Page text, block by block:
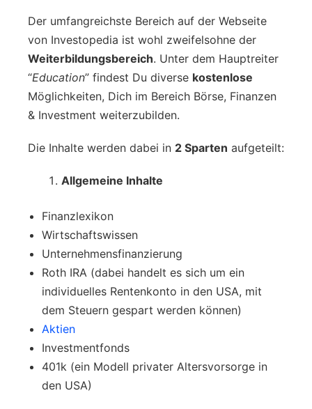
Der umfangreichste Bereich auf der Webseite
von Investopedia ist wohl zweifelsohne der
Weiterbildungsbereich. Unter dem Hauptreiter
“Education” findest Du diverse kostenlose
Möglichkeiten, Dich im Bereich Börse, Finanzen
& Investment weiterzubilden.
Die Inhalte werden dabei in 2 Sparten aufgeteilt:
Allgemeine Inhalte
Finanzlexikon
Wirtschaftswissen
Unternehmensfinanzierung
Roth IRA (dabei handelt es sich um ein
individuelles Rentenkonto in den USA, mit
dem Steuern gespart werden können)
Aktien
Investmentfonds
401k (ein Modell privater Altersvorsorge in
den USA)